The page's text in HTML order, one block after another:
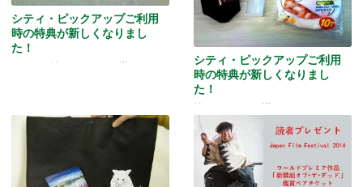
シティ・ピックアップご利用
時の特典が新しくなりまし
た！
またまた嬉しいおまけが揃っちゃっ
シティ・ピックアップご利用
時の特典が新しくなりまし
た！